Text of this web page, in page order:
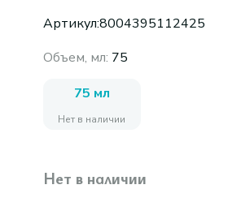
Артикул:8004395112425
Объем, мл: 75
75 мл
Нет в наличии
Нет в наличии